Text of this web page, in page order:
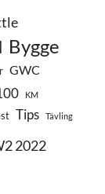
Bygge
GWC
KM
Tips Tävling
2022